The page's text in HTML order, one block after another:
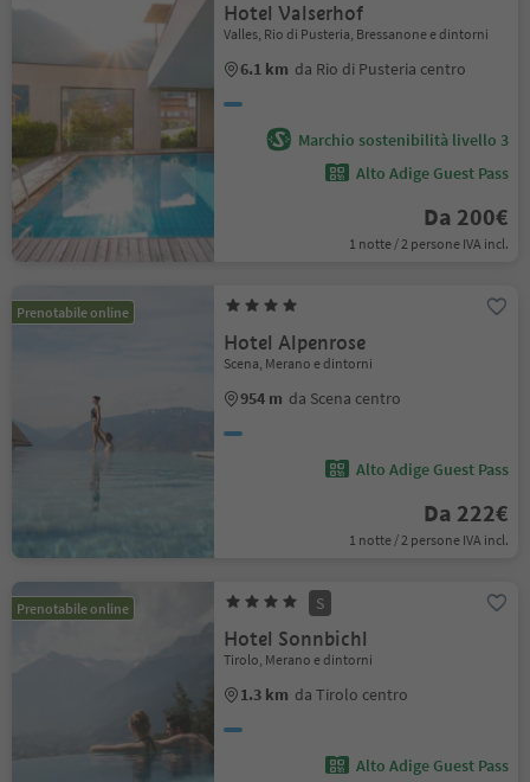
Hotel Valserhof
Valles, Rio di Pusteria, Bressanone e dintorni
6.1 km da Rio di Pusteria centro
Marchio sostenibilità livello 3
Alto Adige Guest Pass
Da 200€
1 notte / 2 persone IVA incl.
Prenotabile online
Hotel Alpenrose
Scena, Merano e dintorni
954 m da Scena centro
Alto Adige Guest Pass
Da 222€
1 notte / 2 persone IVA incl.
Prenotabile online S
Hotel Sonnbichl
Tirolo, Merano e dintorni
1.3 km da Tirolo centro
Alto Adige Guest Pass